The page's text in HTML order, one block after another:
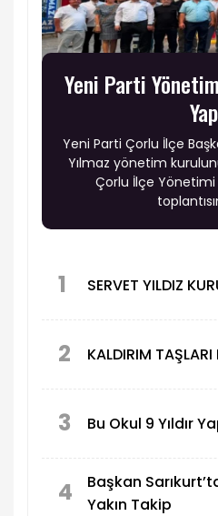
Yeni Parti
Yeni Parti Çorlu İlçe
Yılmaz yönetim
Çorlu İlçe
1 SERVET YILDIZ
2 KALDIRIM TAŞLARI
3 Bu Okul 9 Yıldır
4
Başkan
Yakın Takip